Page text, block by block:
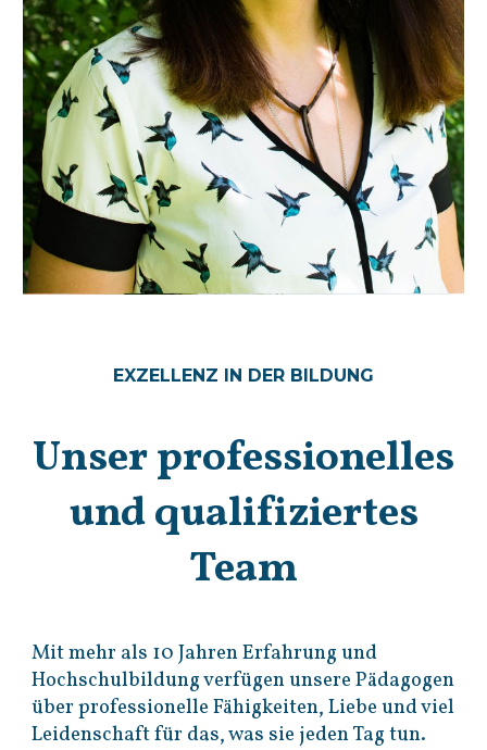
EXZELLENZ IN DER BILDUNG
Unser professionelles
und qualifiziertes
Team
Mit mehr als 10 Jahren Erfahrung und
Hochschulbildung verfügen unsere Pädagogen
über professionelle Fähigkeiten, Liebe und viel
Leidenschaft für das, was sie jeden Tag tun.